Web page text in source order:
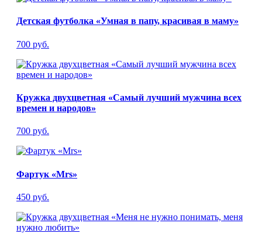
Детская футболка «Умная в папу, красивая в маму»
700 руб.
Кружка двухцветная «Самый лучший мужчина всех
времен и народов»
700 руб.
Фартук «Mrs»
450 руб.